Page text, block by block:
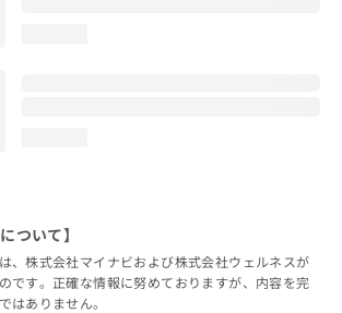
ついて】
、株式会社マイナビおよび株式会社ウェルネスが
です。正確な情報に努めておりますが、内容を完
はありません。